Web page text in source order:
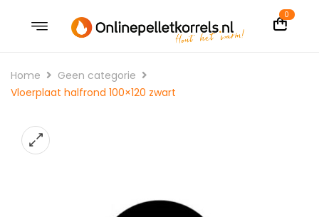
0
Home
Geen categorie
Vloerplaat halfrond 100×120 zwart